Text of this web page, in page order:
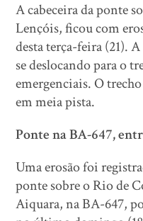
A cabeceira da ponte
Lençóis, ficou com
desta terça-feira (21).
se deslocando para o
emergenciais. O
em meia pista.
Ponte na BA-647,
Uma erosão foi
ponte sobre o Rio de
Aiquara, na BA-647,